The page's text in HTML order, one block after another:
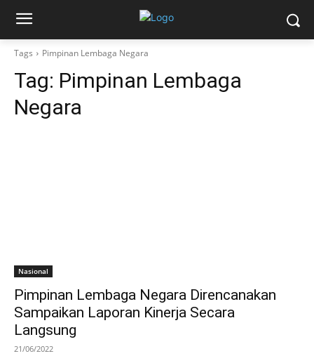
Tags Pimpinan Lembaga Negara
Tag: Pimpinan Lembaga
Negara
Nasional
Pimpinan Lembaga Negara Direncanakan
Sampaikan Laporan Kinerja Secara
Langsung
21/06/2022